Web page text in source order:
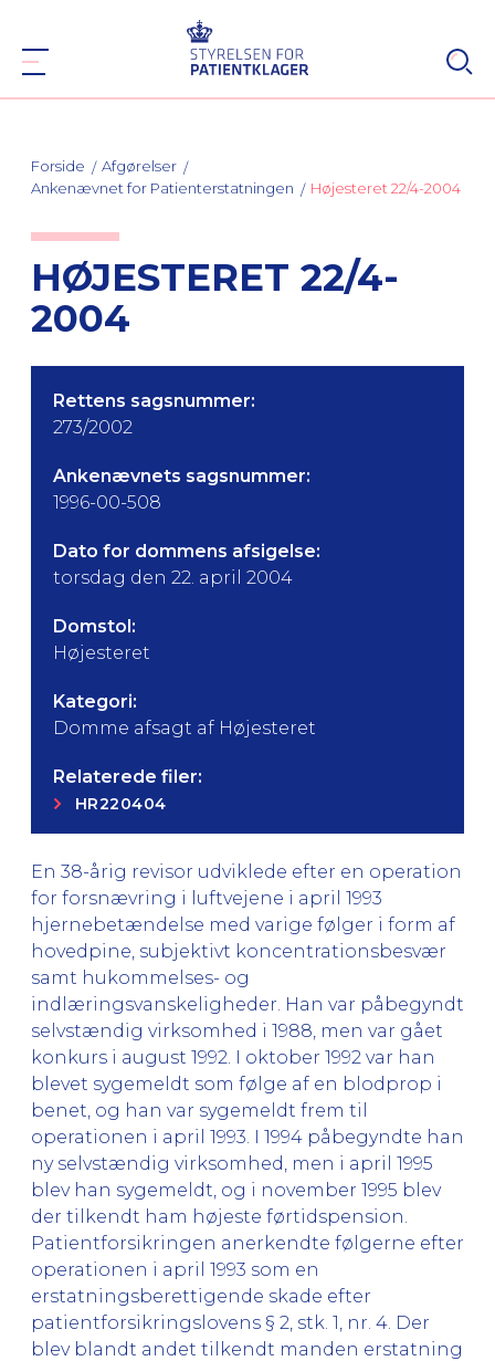
Forside
Afgørelser
Ankenævnet for Patienterstatningen
Højesteret 22/4-2004
HØJESTERET 22/4-
2004
Rettens sagsnummer:
273/2002
Ankenævnets sagsnummer:
1996-00-508
Dato for dommens afsigelse:
torsdag den 22. april 2004
Domstol:
Højesteret
Kategori:
Domme afsagt af Højesteret
Relaterede filer:
HR220404
En 38-årig revisor udviklede efter en operation
for forsnævring i luftvejene i april 1993
hjernebetændelse med varige følger i form af
hovedpine, subjektivt koncentrationsbesvær
samt hukommelses- og
indlæringsvanskeligheder. Han var påbegyndt
selvstændig virksomhed i 1988, men var gået
konkurs i august 1992. I oktober 1992 var han
blevet sygemeldt som følge af en blodprop i
benet, og han var sygemeldt frem til
operationen i april 1993. I 1994 påbegyndte han
ny selvstændig virksomhed, men i april 1995
blev han sygemeldt, og i november 1995 blev
der tilkendt ham højeste førtidspension.
Patientforsikringen anerkendte følgerne efter
operationen i april 1993 som en
erstatningsberettigende skade efter
patientforsikringslovens § 2, stk. 1, nr. 4. Der
blev blandt andet tilkendt manden erstatning